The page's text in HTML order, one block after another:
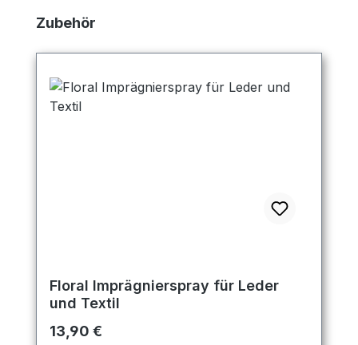
Produktgalerie überspringen
Zubehör
Floral Imprägnierspray für Leder
und Textil
Regulärer Preis:
13,90 €